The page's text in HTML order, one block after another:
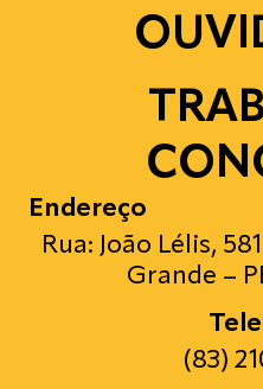
Endereço
Rua: João Lélis,
Grande –
(83)